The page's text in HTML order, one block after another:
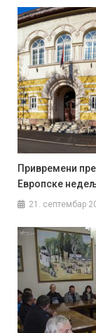
Привремени
Европске
21. септембар